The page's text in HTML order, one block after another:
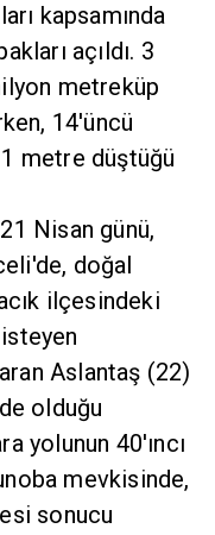
kapsamında
açıldı. 3
metreküp
14'üncü
metre düştüğü
Nisan günü,
doğal
ilçesindeki
Aslantaş (22)
olduğu
yolunun 40'ıncı
mevkisinde,
sonucu